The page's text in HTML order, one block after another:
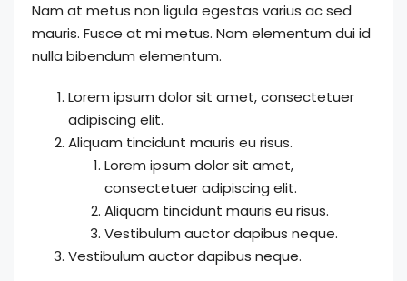
Nam at metus non ligula egestas varius ac sed
mauris. Fusce at mi metus. Nam elementum dui id
nulla bibendum elementum.
Lorem ipsum dolor sit amet, consectetuer
adipiscing elit.
Aliquam tincidunt mauris eu risus.
Lorem ipsum dolor sit amet,
consectetuer adipiscing elit.
Aliquam tincidunt mauris eu risus.
Vestibulum auctor dapibus neque.
Vestibulum auctor dapibus neque.